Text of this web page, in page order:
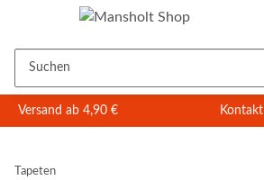
Versand ab 4,90 € Kontakt
Tapeten